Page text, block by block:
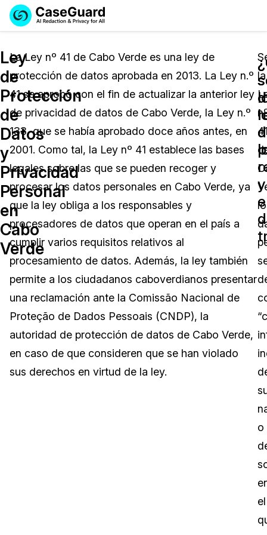
Licencia de CaseGuard Studio
Precios de Redacción a Pedido
Soluciones
Redacción de vídeos
Redacción de documentos
Redacción de audio
Redacción en Bulto
Redacción de imágenes
Transcripción y Traducción
Industrias
Cuerpos Policiales
Transportación
La Atención Médica
Educación
El Gobierno
Servicios Financieros
Medios de Comunicación y
Precios
Recursos
Preguntas Frecuentes
Artículos
Casos Practicos
Videoteca
Recomendaciones
Sobre nosotros
Eventos
Demo
English
Español
Ley
de
Protección
de
Datos
y
Privacidad
Personal
en
Cabo
Verde
La Ley nº 41 de Cabo Verde es una ley de
protección de datos aprobada en 2013. La Ley n.º
41 se aprobó con el fin de actualizar la anterior ley
de privacidad de datos de Cabo Verde, la Ley n.º
133, que se había aprobado doce años antes, en
2001. Como tal, la Ley nº 41 establece las bases
legales sobre las que se pueden recoger y
procesar los datos personales en Cabo Verde, ya
que la ley obliga a los responsables y
procesadores de datos que operan en el país a
cumplir varios requisitos relativos al
procesamiento de datos. Además, la ley también
permite a los ciudadanos caboverdianos presentar
una reclamación ante la Comissão Nacional de
Proteção de Dados Pessoais (CNDP), la
autoridad de protección de datos de Cabo Verde,
en caso de que consideren que se han violado
sus derechos en virtud de la ley.
la
o
el
y